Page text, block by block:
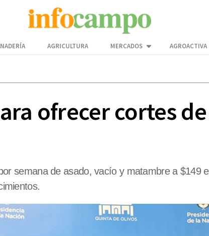
AGRICULTURA MERCADOS AGROACTIVA
ofrecer cortes
semana de asado, vacío y matambre a $149